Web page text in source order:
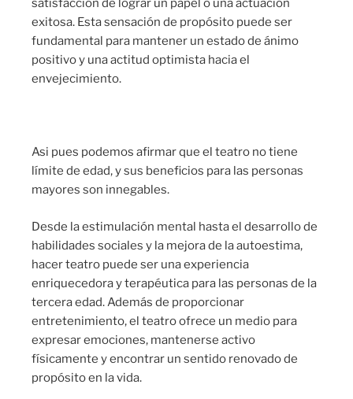
satisfacción de lograr un papel o una actuación
exitosa. Esta sensación de propósito puede ser
fundamental para mantener un estado de ánimo
positivo y una actitud optimista hacia el
envejecimiento.
Asi pues podemos afirmar que el teatro no tiene
límite de edad, y sus beneficios para las personas
mayores son innegables.
Desde la estimulación mental hasta el desarrollo de
habilidades sociales y la mejora de la autoestima,
hacer teatro puede ser una experiencia
enriquecedora y terapéutica para las personas de la
tercera edad. Además de proporcionar
entretenimiento, el teatro ofrece un medio para
expresar emociones, mantenerse activo
físicamente y encontrar un sentido renovado de
propósito en la vida.